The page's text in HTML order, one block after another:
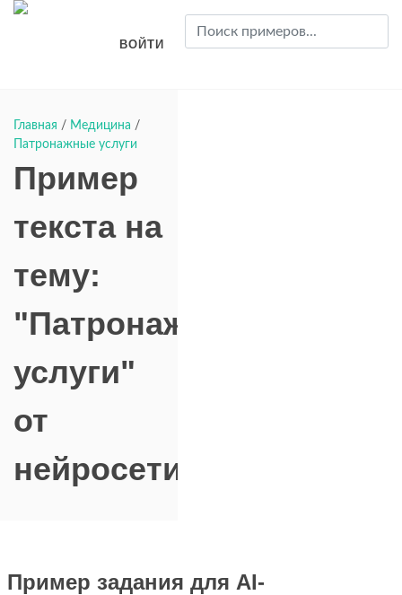
ВОЙТИ
Главная / Медицина /
Патронажные услуги
Пример
текста на
тему:
"Патронажные
услуги"
от
нейросети
Пример задания для AI-